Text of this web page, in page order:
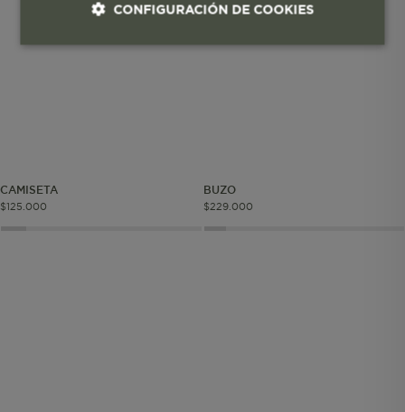
CAMISETA
$125 000
BUZO
$229. 000
CONFIGURACIÓN DE COOKIES